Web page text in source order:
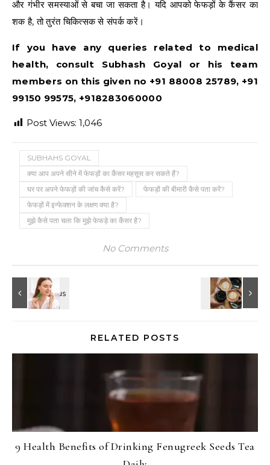
और गंभीर समस्याओं से बचा जा सकता है। यदि आपको फेफड़ों के कैंसर का
शक है, तो तुरंत चिकित्सक से संपर्क करें।
If you have any queries related to medical
health, consult Subhash Goyal or his team
members on this given no +91 88008 25789, +91
99150 99575, +918283060000
Post Views: 1,046
SUBHAHS GOYAL
क्या आप अपने सीने में फेफड़ों का कैंसर महसूस कर सकते हैं?
घर पर अपने फेफड़ों की जांच कैसे करें?
फेफड़ों की बीमारी कैसे पता करें?
फेफड़ों में इन्फेक्शन के लक्षण क्या है?
मुझे कैसे पता चला कि मुझे फेफड़े का कैंसर है?
No Comments
RELATED POSTS
9 Health Benefits of Drinking Fenugreek Seeds Tea